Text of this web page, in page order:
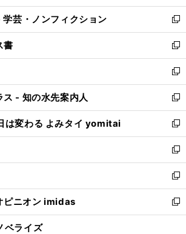
開
く
ウ
で
開
く
ン
ド
ウ
で
開
く
ウ
ィ
ン
ド
ウ
で
開
く
芸・ノンフィクション
新
し
い
ウ
ィ
ン
ド
ウ
で
開
く
書
新
し
い
ウ
ィ
ン
ド
ウ
で
開
く
新
し
い
ウ
ィ
ン
ド
ウ
で
開
く
ス - 知の水先案内人
新
し
い
ウ
ィ
ン
ド
ウ
で
開
は変わる よみタイ yomitai
新
し
い
ウ
ィ
ン
ド
ウ
新
し
い
ウ
ィ
ン
新
し
い
ウ
ピニオン imidas
新
し
ベライズ